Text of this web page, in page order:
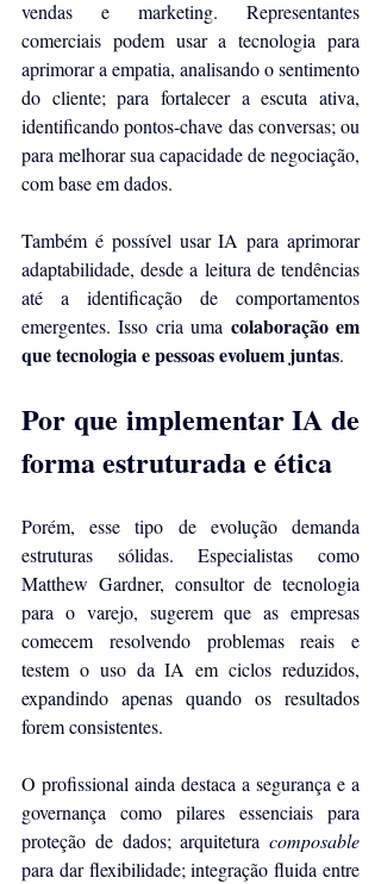
vendas e marketing. Representantes
comerciais podem usar a tecnologia para
aprimorar a empatia, analisando o sentimento
do cliente; para fortalecer a escuta ativa,
identificando pontos-chave das conversas; ou
para melhorar sua capacidade de negociação,
com base em dados.
Também é possível usar IA para aprimorar
adaptabilidade, desde a leitura de tendências
até a identificação de comportamentos
emergentes. Isso cria uma colaboração em
que tecnologia e pessoas evoluem juntas.
Por que implementar IA de
forma estruturada e ética
Porém, esse tipo de evolução demanda
estruturas sólidas. Especialistas como
Matthew Gardner, consultor de tecnologia
para o varejo, sugerem que as empresas
comecem resolvendo problemas reais e
testem o uso da IA em ciclos reduzidos,
expandindo apenas quando os resultados
forem consistentes.
O profissional ainda destaca a segurança e a
governança como pilares essenciais para
proteção de dados; arquitetura composable
para dar flexibilidade; integração fluida entre